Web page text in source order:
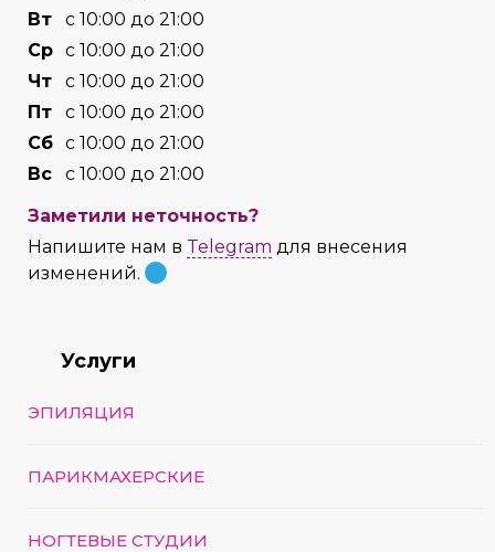
Вт
с 10:00 до 21:00
Cр с 10:00 до 21:00
Чт
с 10:00 до 21:00
Пт
с 10:00 до 21:00
Сб с 10:00 до 21:00
Вс
с 10:00 до 21:00
Заметили неточность?
Напишите нам в Telegram для внесения
изменений.
Услуги
ЭПИЛЯЦИЯ
ПАРИКМАХЕРСКИЕ
НОГТЕВЫЕ СТУДИИ